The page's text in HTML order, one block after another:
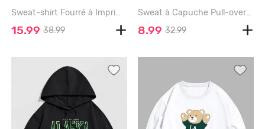
Sweat-shirt Fourré à Imprimé Ethnique Aztèque - MULTI - M
15.99 38.99
Sweat à Capuche Pull-over Streetwear Motif de Lettre et D'Ours - BLACK - S
8.99 32.99